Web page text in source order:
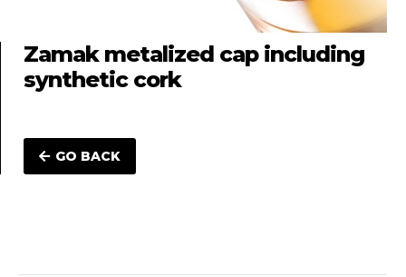
Zamak metalized cap including
synthetic cork
GO BACK